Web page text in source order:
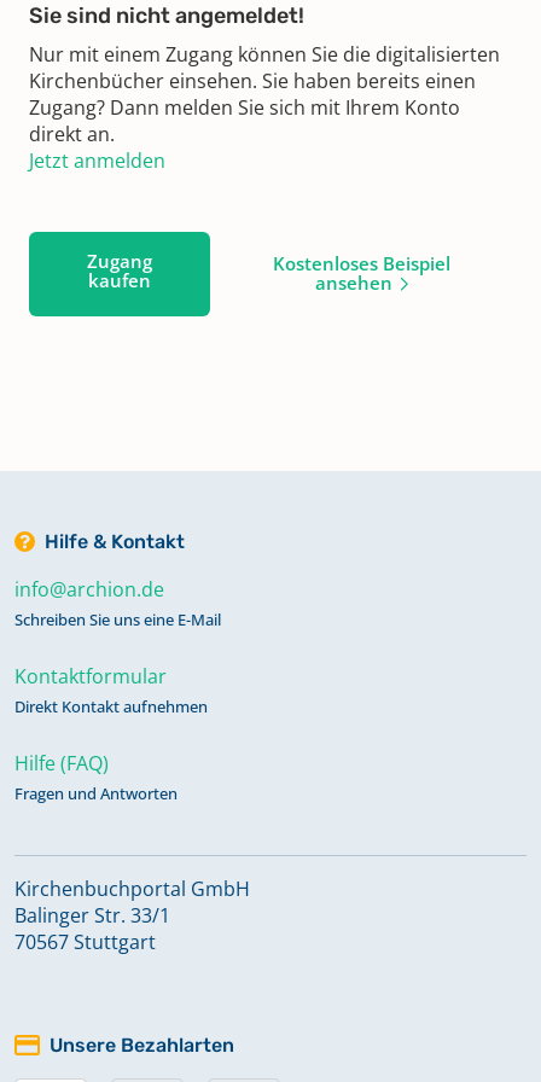
Sie sind nicht angemeldet!
Nur mit einem Zugang können Sie die digitalisierten
Kirchenbücher einsehen. Sie haben bereits einen
Zugang? Dann melden Sie sich mit Ihrem Konto
direkt an.
Jetzt anmelden
Zugang
kaufen
Kostenloses Beispiel
ansehen
Hilfe & Kontakt
info@archion.de
Schreiben Sie uns eine E-Mail
Kontaktformular
Direkt Kontakt aufnehmen
Hilfe (FAQ)
Fragen und Antworten
Kirchenbuchportal GmbH
Balinger Str. 33/1
70567 Stuttgart
Unsere Bezahlarten